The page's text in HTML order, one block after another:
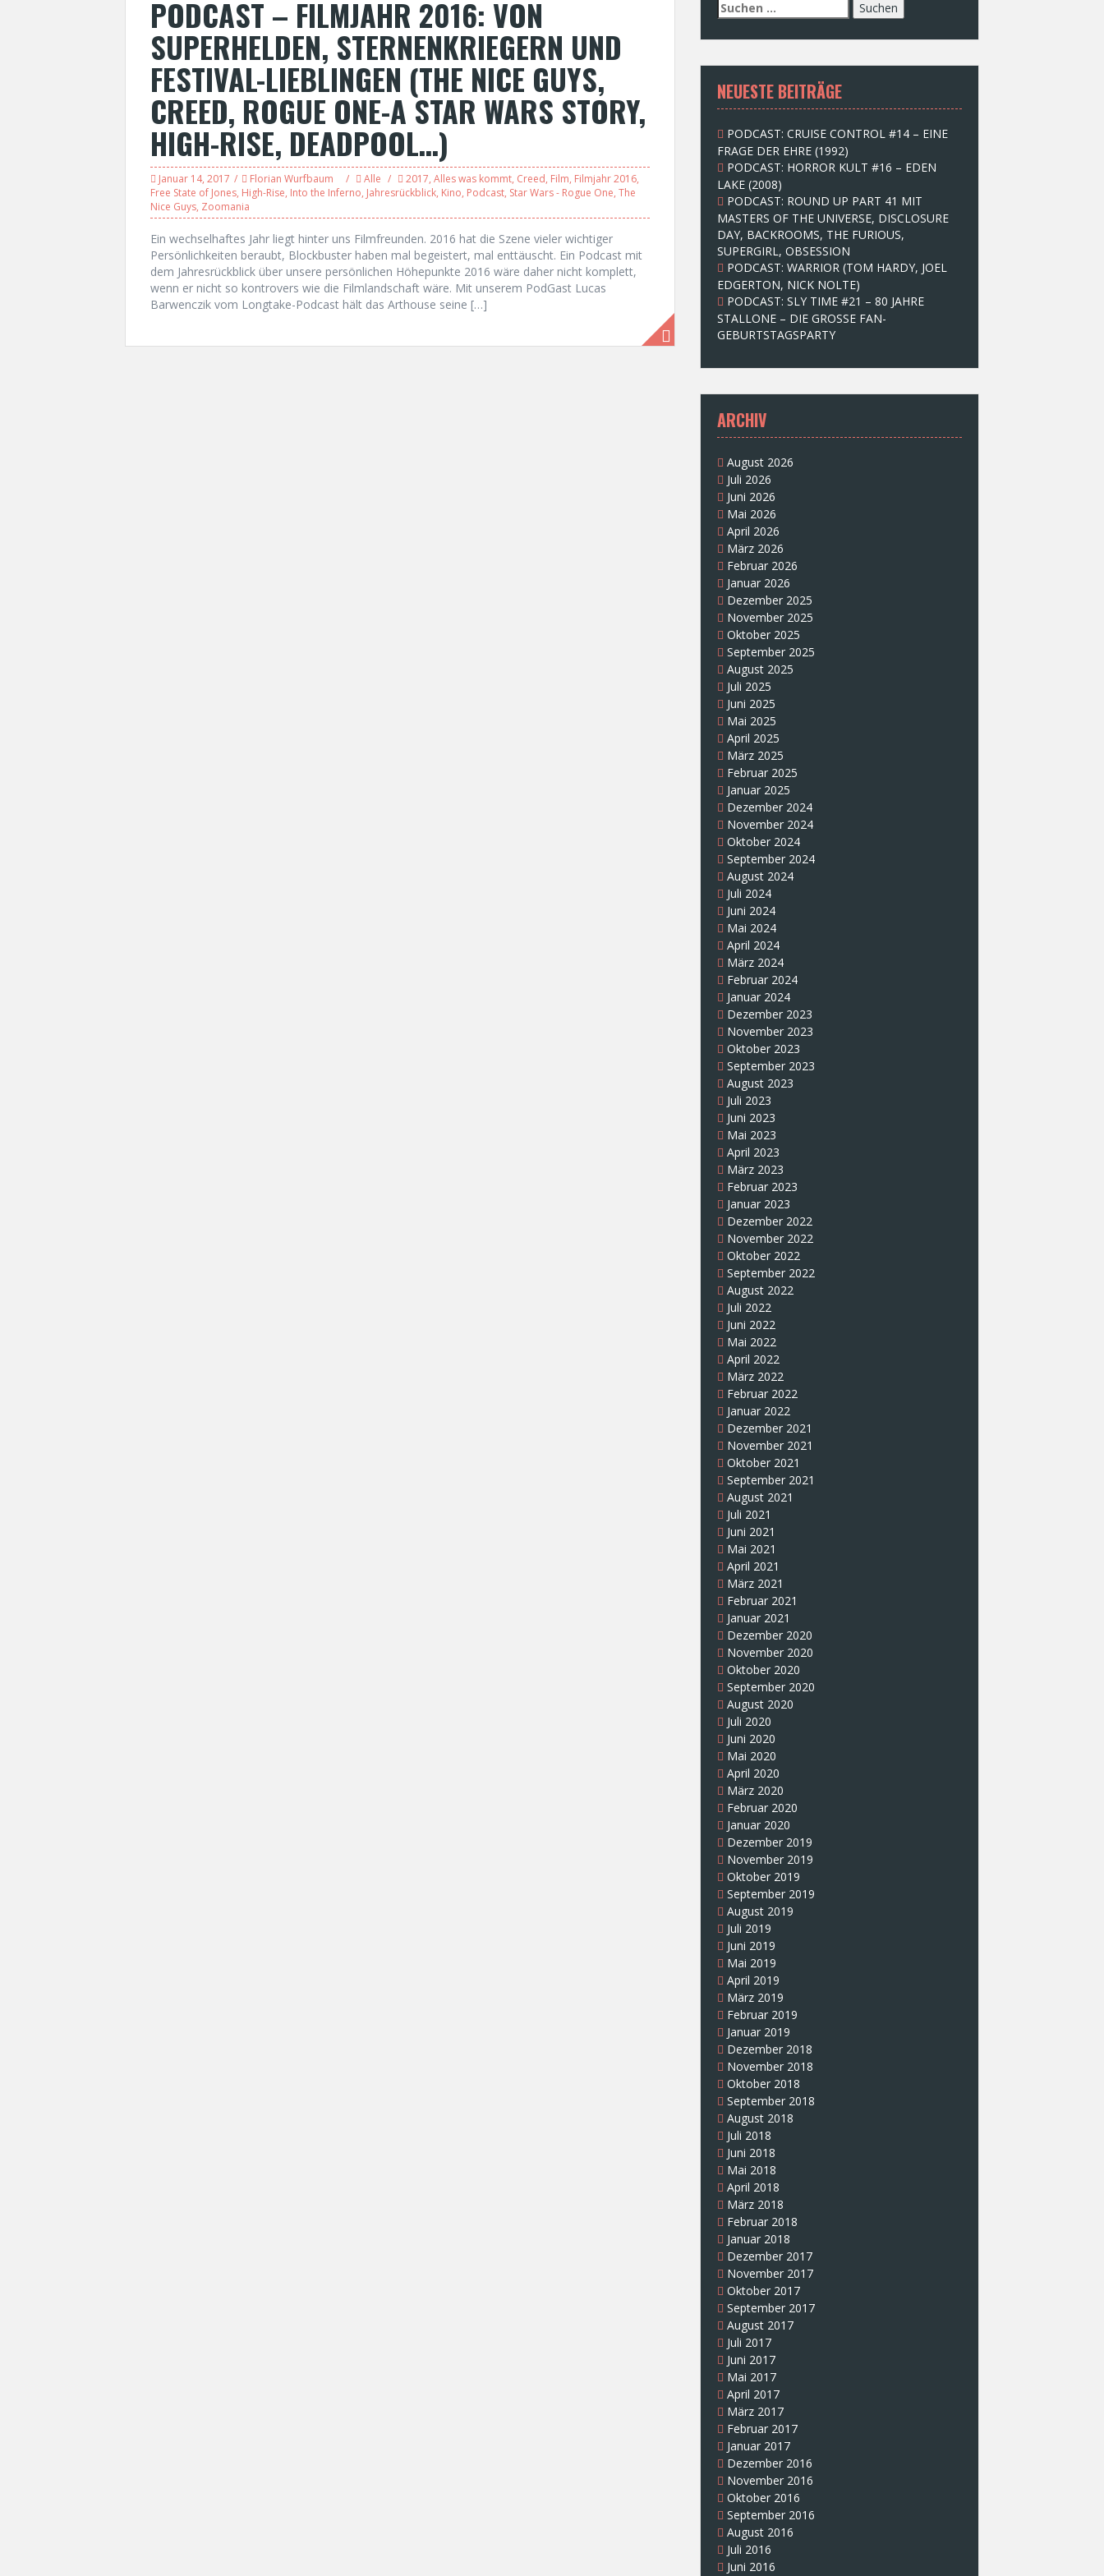
PODCAST – FILMJAHR 2016: VON
SUPERHELDEN, STERNENKRIEGERN UND
FESTIVAL-LIEBLINGEN (THE NICE GUYS,
CREED, ROGUE ONE-A STAR WARS STORY,
HIGH-RISE, DEADPOOL…)
Januar 14, 2017 Florian Wurfbaum Alle 2017, Alles was kommt, Creed, Film, Filmjahr 2016,
Free State of Jones, High-Rise, Into the Inferno, Jahresrückblick, Kino, Podcast, Star Wars - Rogue One, The
Nice Guys, Zoomania
Ein wechselhaftes Jahr liegt hinter uns Filmfreunden. 2016 hat die Szene vieler wichtiger
Persönlichkeiten beraubt, Blockbuster haben mal begeistert, mal enttäuscht. Ein Podcast mit
dem Jahresrückblick über unsere persönlichen Höhepunkte 2016 wäre daher nicht komplett,
wenn er nicht so kontrovers wie die Filmlandschaft wäre. Mit unserem PodGast Lucas
Barwenczik vom Longtake-Podcast hält das Arthouse seine […]
S
u
c
e
n
n
c
h
:
NEUESTE BEITRÄGE
PODCAST: CRUISE CONTROL #14 – EINE
FRAGE DER EHRE (1992)
PODCAST: HORROR KULT #16 – EDEN
LAKE (2008)
PODCAST: ROUND UP PART 41 MIT
MASTERS OF THE UNIVERSE, DISCLOSURE
DAY, BACKROOMS, THE FURIOUS,
SUPERGIRL, OBSESSION
PODCAST: WARRIOR (TOM HARDY, JOEL
EDGERTON, NICK NOLTE)
PODCAST: SLY TIME #21 – 80 JAHRE
STALLONE – DIE GROSSE FAN-
GEBURTSTAGSPARTY
ARCHIV
August 2026
Juli 2026
Juni 2026
Mai 2026
April 2026
März 2026
Februar 2026
Januar 2026
Dezember 2025
November 2025
Oktober 2025
September 2025
August 2025
Juli 2025
Juni 2025
Mai 2025
April 2025
März 2025
Februar 2025
Januar 2025
Dezember 2024
November 2024
Oktober 2024
September 2024
August 2024
Juli 2024
Juni 2024
Mai 2024
April 2024
März 2024
Februar 2024
Januar 2024
Dezember 2023
November 2023
Oktober 2023
September 2023
August 2023
Juli 2023
Juni 2023
Mai 2023
April 2023
März 2023
Februar 2023
Januar 2023
Dezember 2022
November 2022
Oktober 2022
September 2022
August 2022
Juli 2022
Juni 2022
Mai 2022
April 2022
März 2022
Februar 2022
Januar 2022
Dezember 2021
November 2021
Oktober 2021
September 2021
August 2021
Juli 2021
Juni 2021
Mai 2021
April 2021
März 2021
Februar 2021
Januar 2021
Dezember 2020
November 2020
Oktober 2020
September 2020
August 2020
Juli 2020
Juni 2020
Mai 2020
April 2020
März 2020
Februar 2020
Januar 2020
Dezember 2019
November 2019
Oktober 2019
September 2019
August 2019
Juli 2019
Juni 2019
Mai 2019
April 2019
März 2019
Februar 2019
Januar 2019
Dezember 2018
November 2018
Oktober 2018
September 2018
August 2018
Juli 2018
Juni 2018
Mai 2018
April 2018
März 2018
Februar 2018
Januar 2018
Dezember 2017
November 2017
Oktober 2017
September 2017
August 2017
Juli 2017
Juni 2017
Mai 2017
April 2017
März 2017
Februar 2017
Januar 2017
Dezember 2016
November 2016
Oktober 2016
September 2016
August 2016
Juli 2016
Juni 2016